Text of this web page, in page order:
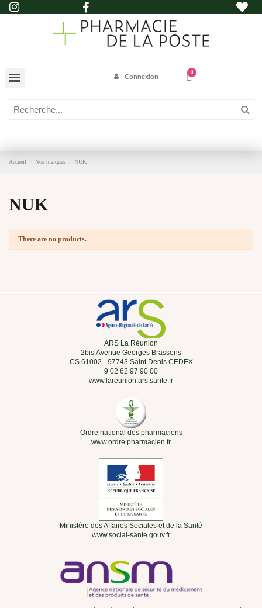
Connexion
Accueil Nos marques NUK
NUK
There are no products.
ARS La Réunion
2bis,Avenue Georges Brassens
CS 61002 - 97743 Saint Denis CEDEX
9 02 62 97 90 00
www.lareunion.ars.sante.fr
Ordre national des pharmaciens
www.ordre.pharmacien.fr
Ministère des Affaires Sociales et de la Santé
www.social-sante.gouv.fr